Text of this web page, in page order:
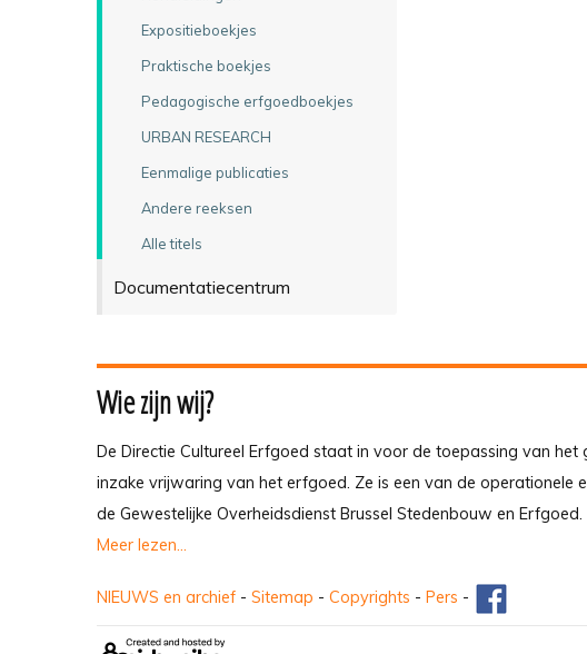
Expositieboekjes
Praktische boekjes
Pedagogische erfgoedboekjes
URBAN RESEARCH
Eenmalige publicaties
Andere reeksen
Alle titels
Documentatiecentrum
Wie zijn wij?
De Directie Cultureel Erfgoed staat in voor de toepassing van het
inzake vrijwaring van het erfgoed. Ze is een van de operationele
de Gewestelijke Overheidsdienst Brussel Stedenbouw en Erfgoed.
Meer lezen...
NIEUWS en archief - Sitemap - Copyrights - Pers -